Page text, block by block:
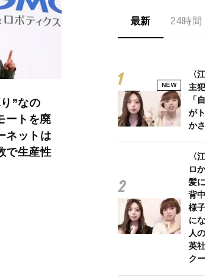
”なの
ートを廃
ネットは
で生産性
最新 24時間
NEW
〈
主
「
が
か
〈
ロ
髪
背
様
に
人
英
ク